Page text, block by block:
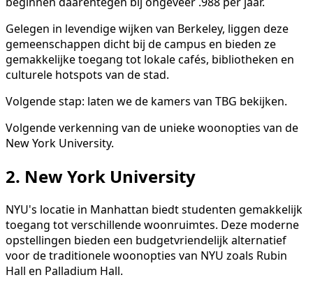
Gelegen in levendige wijken van Berkeley, liggen deze
gemeenschappen dicht bij de campus en bieden ze
gemakkelijke toegang tot lokale cafés, bibliotheken en
culturele hotspots van de stad.
Volgende stap: laten we de kamers van TBG bekijken.
Volgende verkenning van de unieke woonopties van de
New York University.
2. New York University
NYU's locatie in Manhattan biedt studenten gemakkelijk
toegang tot verschillende woonruimtes. Deze moderne
opstellingen bieden een budgetvriendelijk alternatief
voor de traditionele woonopties van NYU zoals Rubin
Hall en Palladium Hall.